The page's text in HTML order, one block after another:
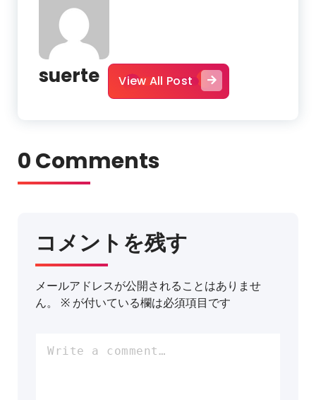
suerte View All Post
0 Comments
コメントを残す
メールアドレスが公開されることはありませ
ん。
※が付いている欄は必須項目です